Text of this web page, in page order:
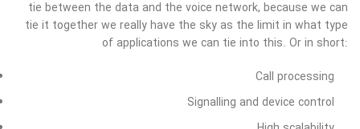
tie between the data and the voice network, because we can
tie it together we really have the sky as the limit in what type
of applications we can tie into this. Or in short:
Call processing
Signalling and device control